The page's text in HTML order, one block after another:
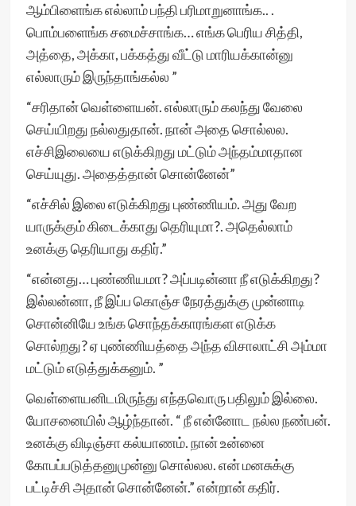
ஆம்பிளைங்க எல்லாம் பந்தி பரிமாறுனாங்க.. .
பொம்பளைங்க சமைச்சாங்க… எங்க பெரிய சித்தி,
அத்தை, அக்கா, பக்கத்து வீட்டு மாரியக்கான்னு
எல்லாரும் இருந்தாங்கல்ல ”
“சரிதான் வெள்ளையன். எல்லாரும் கலந்து வேலை
செய்யிறது நல்லதுதான். நான் அதை சொல்லல.
எச்சிஇலையை எடுக்கிறது மட்டும் அந்தம்மாதான
செய்யுது. அதைத்தான் சொன்னேன்”
“எச்சில் இலை எடுக்கிறது புண்ணியம். அது வேற
யாருக்கும் கிடைக்காது தெரியுமா?. அதெல்லாம்
உனக்கு தெரியாது கதிர்.”
“என்னது… புண்ணியமா? அப்படின்னா நீ எடுக்கிறது?
இல்லன்னா, நீ இப்ப கொஞ்ச நேரத்துக்கு முன்னாடி
சொன்னியே உங்க சொந்தக்காரங்கள எடுக்க
சொல்றது? ஏ புண்ணியத்தை அந்த விசாலாட்சி அம்மா
மட்டும் எடுத்துக்கனும். ”
வெள்ளையனிடமிருந்து எந்தவொரு பதிலும் இல்லை.
யோசனையில் ஆழ்ந்தான். “ நீ என்னோட நல்ல நண்பன்.
உனக்கு விடிஞ்சா கல்யாணம். நான் உன்னை
கோபப்படுத்தனுமுன்னு சொல்லல. என் மனசுக்கு
பட்டிச்சி அதான் சொன்னேன்.” என்றான் கதிர்.